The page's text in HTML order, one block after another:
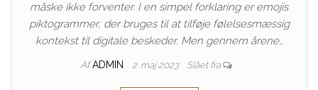
måske ikke forventer. I en simpel forklaring er emojis
piktogrammer, der bruges til at tilføje følelsesmæssig
kontekst til digitale beskeder. Men gennem årene…
Af ADMIN 2. maj 2023 Slået fra